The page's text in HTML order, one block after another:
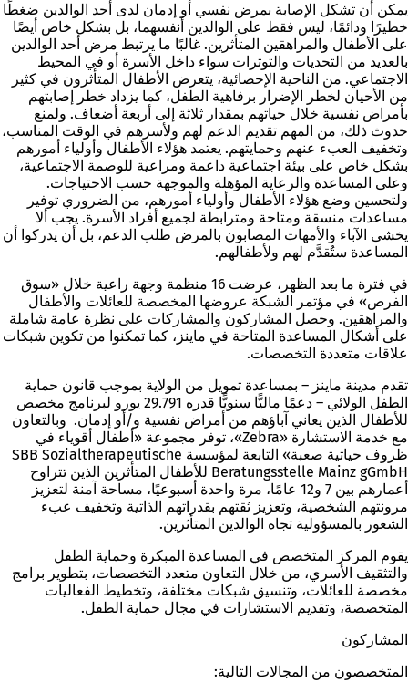
يمكن أن تشكل الإصابة بمرض نفسي أو إدمان لدى أحد الوالدين ضغطًا
خطيرًا ودائمًا، ليس فقط على الوالدين أنفسهما، بل بشكل خاص أيضًا
على الأطفال والمراهقين المتأثرين. غالبًا ما يرتبط مرض أحد الوالدين
بالعديد من التحديات والتوترات سواء داخل الأسرة أو في المحيط
الاجتماعي. من الناحية الإحصائية، يتعرض الأطفال المتأثرون في كثير
من الأحيان لخطر الإضرار برفاهية الطفل، كما يزداد خطر إصابتهم
بأمراض نفسية خلال حياتهم بمقدار ثلاثة إلى أربعة أضعاف. ولمنع
حدوث ذلك، من المهم تقديم الدعم لهم ولأسرهم في الوقت المناسب،
وتخفيف العبء عنهم وحمايتهم. يعتمد هؤلاء الأطفال وأولياء أمورهم
بشكل خاص على بيئة اجتماعية داعمة ومراعية للوصمة الاجتماعية،
وعلى المساعدة والرعاية المؤهلة والموجهة حسب الاحتياجات.
ولتحسين وضع هؤلاء الأطفال وأولياء أمورهم، من الضروري توفير
مساعدات منسقة ومتاحة ومترابطة لجميع أفراد الأسرة. يجب ألا
يخشى الآباء والأمهات المصابون بالمرض طلب الدعم، بل أن يدركوا أن
المساعدة ستُقدَّم لهم ولأطفالهم.
في فترة ما بعد الظهر، عرضت 16 منظمة وجهة راعية خلال «سوق
الفرص» في مؤتمر الشبكة عروضها المخصصة للعائلات والأطفال
والمراهقين. وحصل المشاركون والمشاركات على نظرة عامة شاملة
على أشكال المساعدة المتاحة في ماينز، كما تمكنوا من تكوين شبكات
علاقات متعددة التخصصات.
تقدم مدينة ماينز – بمساعدة تمويل من الولاية بموجب قانون حماية
الطفل الولائي – دعمًا ماليًّا سنويًّا قدره 29.791 يورو لبرنامج مخصص
للأطفال الذين يعاني آباؤهم من أمراض نفسية و/أو إدمان. وبالتعاون
مع خدمة الاستشارة «Zebra»، توفر مجموعة «أطفال أقوياء في
ظروف حياتية صعبة» التابعة لمؤسسة SBB Sozialtherapeutische
Beratungsstelle Mainz gGmbH للأطفال المتأثرين الذين تتراوح
أعمارهم بين 7 و12 عامًا، مرة واحدة أسبوعيًا، مساحة آمنة لتعزيز
مرونتهم الشخصية، وتعزيز ثقتهم بقدراتهم الذاتية وتخفيف عبء
الشعور بالمسؤولية تجاه الوالدين المتأثرين.
يقوم المركز المتخصص في المساعدة المبكرة وحماية الطفل
والتثقيف الأسري، من خلال التعاون متعدد التخصصات، بتطوير برامج
مخصصة للعائلات، وتنسيق شبكات مختلفة، وتخطيط الفعاليات
المتخصصة، وتقديم الاستشارات في مجال حماية الطفل.
المشاركون
المتخصصون من المجالات التالية: